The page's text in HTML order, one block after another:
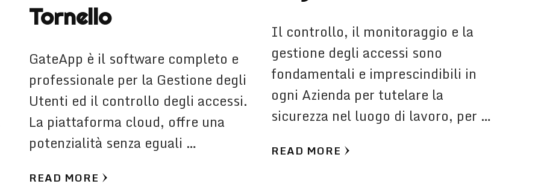
Tornello
GateApp è il software completo e
professionale per la Gestione degli
Utenti ed il controllo degli accessi.
La piattaforma cloud, offre una
potenzialità senza eguali …
READ MORE
Il controllo, il monitoraggio e la
gestione degli accessi sono
fondamentali e imprescindibili in
ogni Azienda per tutelare la
sicurezza nel luogo di lavoro, per …
READ MORE